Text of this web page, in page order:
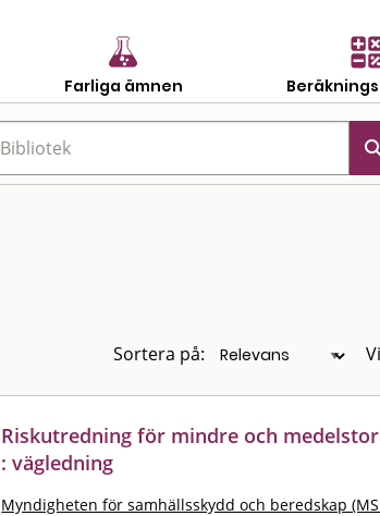
Farliga ämnen
Sortera på:
Riskutredning för mindre och
: vägledning
Myndigheten för samhällsskydd och beredskap